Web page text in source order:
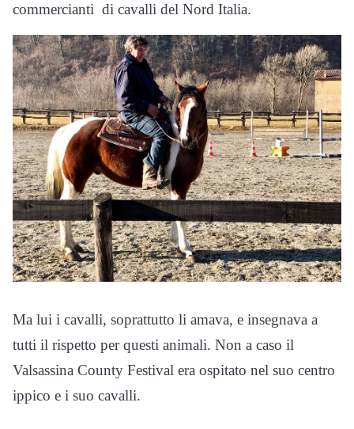
commercianti di cavalli del Nord Italia.
Ma lui i cavalli, soprattutto li amava, e insegnava a
tutti il rispetto per questi animali. Non a caso il
Valsassina County Festival era ospitato nel suo centro
ippico e i suo cavalli.